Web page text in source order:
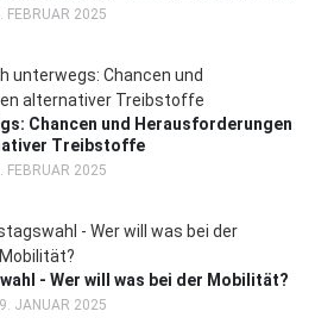
FEBRUAR 2025
Chancen und Herausforderungen
Treibstoffe
FEBRUAR 2025
- Wer will was bei der Mobilität?
JANUAR 2025